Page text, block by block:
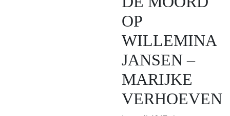
OP
WILLEMINA
JANSEN –
MARIJKE
VERHOEVEN